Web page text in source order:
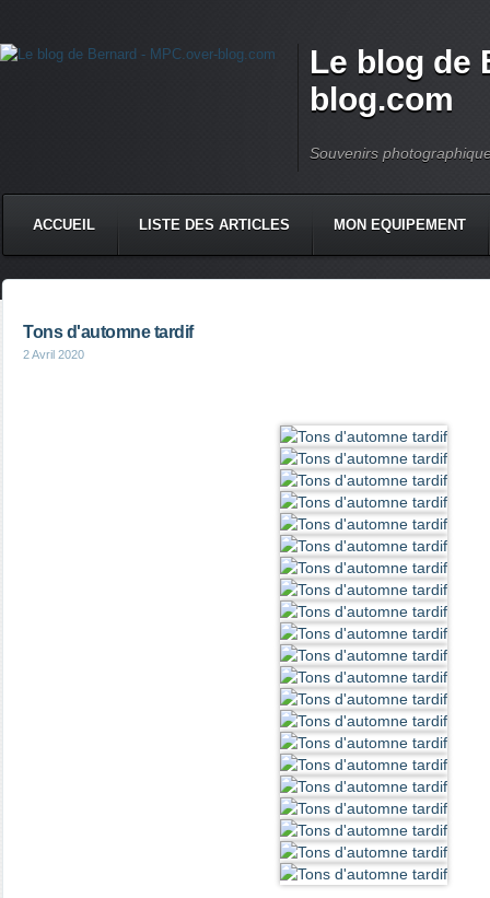
Le blog de
blog.com
Souvenirs
ACCUEIL LISTE DES ARTICLES MON EQUIPEMENT
Tons d'automne tardif
2 Avril 2020